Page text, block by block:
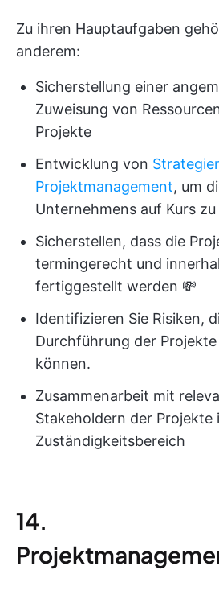
Zu ihren Hauptaufgaben
anderem:
Sicherstellung einer
Zuweisung von
Projekte
Entwicklung von
Projektmanagement, um
Unternehmens auf Kurs
Sicherstellen, dass die
termingerecht und
fertiggestellt werden 💸
Identifizieren Sie Risiken,
Durchführung der
können.
Zusammenarbeit mit
Stakeholdern der Projekte
Zuständigkeitsbereich
14.